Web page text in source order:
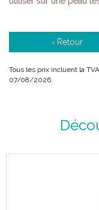
‹ Retour
Tous les prix incluent la
07/08/2026.